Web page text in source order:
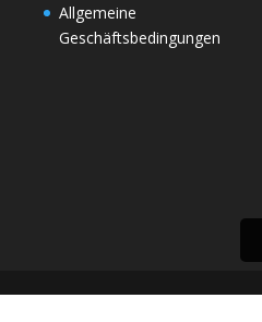
Allgemeine
Geschäftsbedingungen